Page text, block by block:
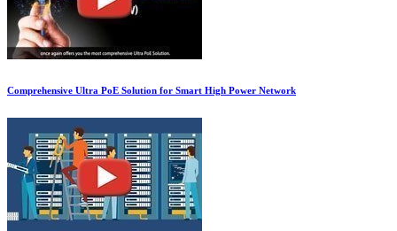
Comprehensive Ultra PoE Solution for Smart High Power Network